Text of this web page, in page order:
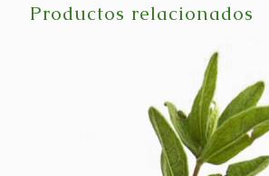
Productos relacionados